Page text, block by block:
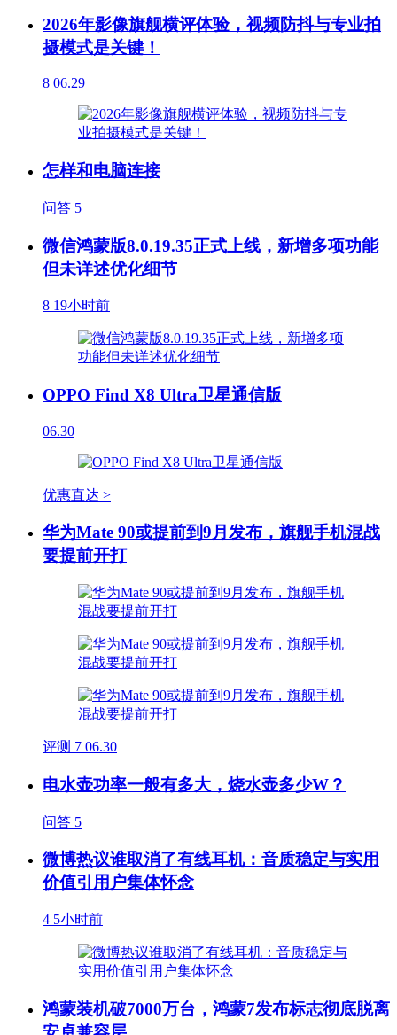
2026年影像旗舰横评体验，视频防抖与专业拍
摄模式是关键！
8 06.29
怎样和电脑连接
问答 5
微信鸿蒙版8.0.19.35正式上线，新增多项功能
但未详述优化细节
8 19小时前
OPPO Find X8 Ultra卫星通信版
06.30
优惠直达 >
华为Mate 90或提前到9月发布，旗舰手机混战
要提前开打
评测 7 06.30
电水壶功率一般有多大，烧水壶多少W？
问答 5
微博热议谁取消了有线耳机：音质稳定与实用
价值引用户集体怀念
4 5小时前
鸿蒙装机破7000万台，鸿蒙7发布标志彻底脱离